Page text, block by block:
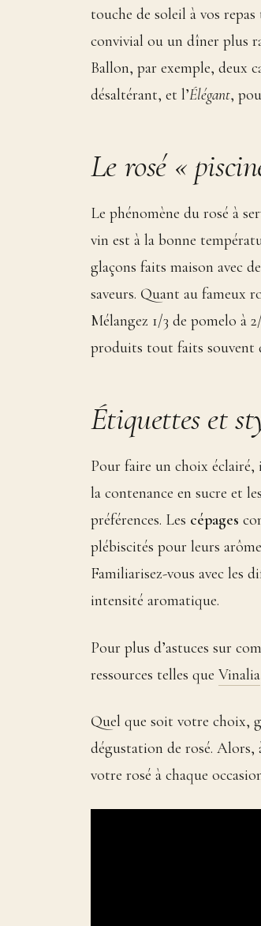
touche de soleil à vos
convivial ou un dîner plus
Ballon, par exemple, deux
désaltérant, et l’Élégant,
Le rosé «
Le phénomène du rosé à
vin est à la bonne
glaçons faits maison avec
saveurs. Quant au fameux
Mélangez 1/3 de pomelo à
produits tout faits souvent
Étiquettes et
Pour faire un choix
la contenance en sucre et
préférences. Les cépages
plébiscités pour leurs
Familiarisez-vous avec les
intensité aromatique.
Pour plus d’astuces sur
ressources telles que Vinalia
Quel que soit votre choix,
dégustation de rosé. Alors,
votre rosé à chaque